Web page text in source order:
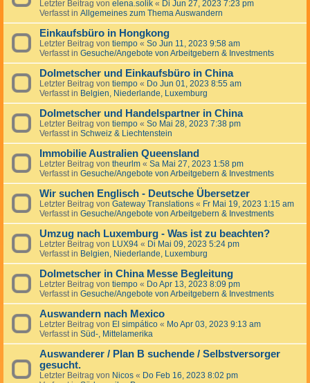
Letzter Beitrag von elena.solik « Di Jun 27, 2023 7:23 pm
Verfasst in Allgemeines zum Thema Auswandern
Einkaufsbüro in Hongkong
Letzter Beitrag von tiempo « So Jun 11, 2023 9:58 am
Verfasst in Gesuche/Angebote von Arbeitgebern & Investments
Dolmetscher und Einkaufsbüro in China
Letzter Beitrag von tiempo « Do Jun 01, 2023 8:55 am
Verfasst in Belgien, Niederlande, Luxemburg
Dolmetscher und Handelspartner in China
Letzter Beitrag von tiempo « So Mai 28, 2023 7:38 pm
Verfasst in Schweiz & Liechtenstein
Immobilie Australien Queensland
Letzter Beitrag von theurlm « Sa Mai 27, 2023 1:58 pm
Verfasst in Gesuche/Angebote von Arbeitgebern & Investments
Wir suchen Englisch - Deutsche Übersetzer
Letzter Beitrag von Gateway Translations « Fr Mai 19, 2023 1:15 am
Verfasst in Gesuche/Angebote von Arbeitgebern & Investments
Umzug nach Luxemburg - Was ist zu beachten?
Letzter Beitrag von LUX94 « Di Mai 09, 2023 5:24 pm
Verfasst in Belgien, Niederlande, Luxemburg
Dolmetscher in China Messe Begleitung
Letzter Beitrag von tiempo « Do Apr 13, 2023 8:09 pm
Verfasst in Gesuche/Angebote von Arbeitgebern & Investments
Auswandern nach Mexico
Letzter Beitrag von El simpático « Mo Apr 03, 2023 9:13 am
Verfasst in Süd-, Mittelamerika
Auswanderer / Plan B suchende / Selbstversorger
gesucht.
Letzter Beitrag von Nicos « Do Feb 16, 2023 8:02 pm